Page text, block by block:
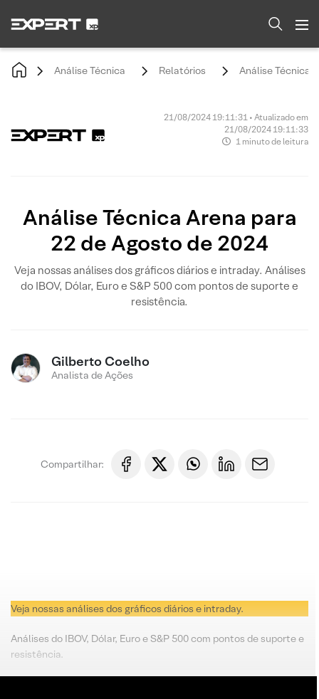
Análise Técnica Relatórios Análise Técnica
21/08/2024 19:11:31 • Atualizado em
21/08/2024 19:11:33
1 minuto de leitura
Análise Técnica Arena para
22 de Agosto de 2024
Veja nossas análises dos gráficos diários e intraday. Análises
do IBOV, Dólar, Euro e S&P 500 com pontos de suporte e
resistência.
Gilberto Coelho
Analista de Ações
Compartilhar:
Veja nossas análises dos gráficos diários e intraday.
Análises do IBOV, Dólar, Euro e S&P 500 com pontos de suporte e
resistência.